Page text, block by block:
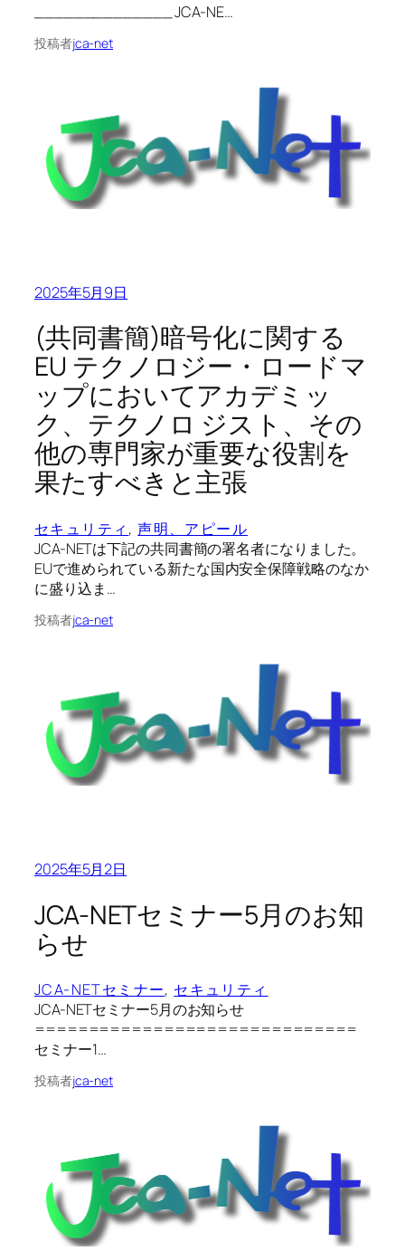
______________ JCA-NE…
投稿者jca-net
2025年5月9日
(共同書簡)暗号化に関する
EU テクノロジー・ロードマ
ップにおいてアカデミッ
ク、テクノロ ジスト、その
他の専門家が重要な役割を
果たすべきと主張
セキュリティ , 声明、アピール
JCA-NETは下記の共同書簡の署名者になりました。
EUで進められている新たな国内安全保障戦略のなか
に盛り込ま…
投稿者jca-net
2025年5月2日
JCA-NETセミナー5月のお知
らせ
JCA-NETセミナー, セキュリティ
JCA-NETセミナー5月のお知らせ
==============================
セミナー1…
投稿者jca-net